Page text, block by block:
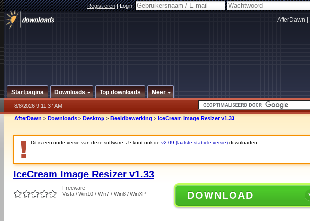
Registreren|Login:
AfterDawn
Startpagina Downloads Top downloads Meer
8/8/2026 9:11:37 AM
AfterDawn > Downloads > Desktop > Beeldbewerking > IceCream Image Resizer v1.33
Dit is een oude versie van deze software. Je kunt ook de v2.09 (laatste stabiele versie) downloaden.
IceCream Image Resizer v1.33
Freeware
Vista / Win10 / Win7 / Win8 / WinXP
DOWNLOAD